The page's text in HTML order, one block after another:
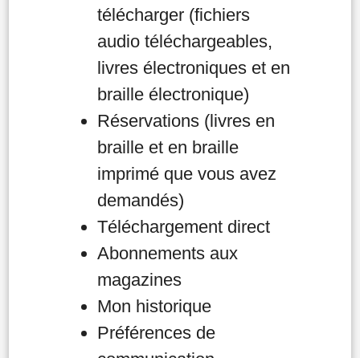
télécharger (fichiers
audio téléchargeables,
livres électroniques et en
braille électronique)
Réservations (livres en
braille et en braille
imprimé que vous avez
demandés)
Téléchargement direct
Abonnements aux
magazines
Mon historique
Préférences de